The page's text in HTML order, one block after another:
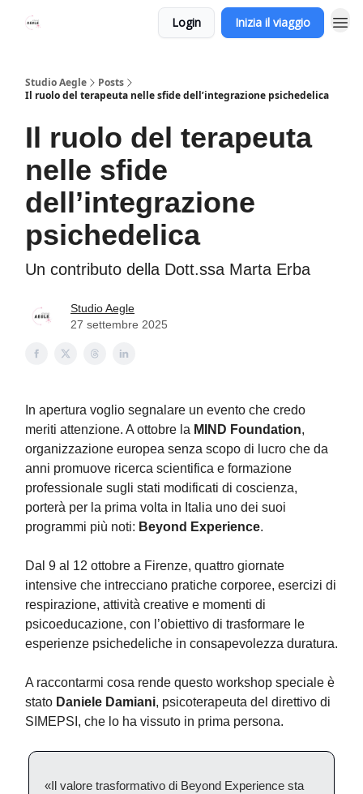
Login Inizia il viaggio
Studio Aegle
Posts
Il ruolo del terapeuta nelle sfide dell’integrazione psichedelica
Il ruolo del terapeuta
nelle sfide
dell’integrazione
psichedelica
Un contributo della Dott.ssa Marta Erba
Studio Aegle
27 settembre 2025
In apertura voglio segnalare un evento che credo
meriti attenzione. A ottobre la MIND Foundation,
organizzazione europea senza scopo di lucro che da
anni promuove ricerca scientifica e formazione
professionale sugli stati modificati di coscienza,
porterà per la prima volta in Italia uno dei suoi
programmi più noti: Beyond Experience.
Dal 9 al 12 ottobre a Firenze, quattro giornate
intensive che intrecciano pratiche corporee, esercizi di
respirazione, attività creative e momenti di
psicoeducazione, con l’obiettivo di trasformare le
esperienze psichedeliche in consapevolezza duratura.
A raccontarmi cosa rende questo workshop speciale è
stato Daniele Damiani, psicoterapeuta del direttivo di
SIMEPSI, che lo ha vissuto in prima persona.
«Il valore trasformativo di Beyond Experience sta